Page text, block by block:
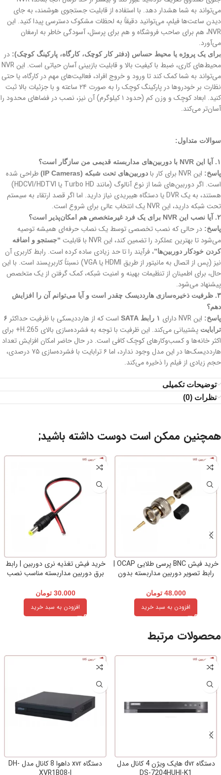
می‌تواند به شما هشدار دهد. با استفاده از قابلیت جستجوی هوشمند، به جای
دیدن ساعت‌ها فیلم، می‌توانید دقیقاً به لحظات مشکوک دسترسی پیدا کنید. این
NVR، هم برای صاحب فروشگاه و هم برای پرسنل، آسودگی خاطر به ارمغان
می‌آورد.
برای یک پروژه یا محیط حساس (دفتر کار کوچک، کارگاه، پارکینگ کوچک): در
محیط‌های کاری، ضبط با کیفیت بالا و قابلیت بازبینی آسان حیاتی است. این NVR
می‌تواند به شما کمک کند تا ورود و خروج افراد، فعالیت‌های مهم در کارگاه، یا حتی
نظارت بر خودروها در پارکینگ کوچک را به صورت ۲۴ ساعته و با جزئیات بالا ثبت
کنید. ابعاد کوچک و وزن کم (حدود ۱ کیلوگرم) آن نیز، نصب در فضاهای محدود را
آسان‌تر می‌کند.
سوالات متداول:
۱. آیا این NVR با دوربین‌های مداربسته قدیمی من سازگار است؟
پاسخ: این NVR برای کار با دوربین‌های تحت شبکه (IP Cameras)
طراحی شده
است. اگر دوربین‌های شما از نوع آنالوگ (مانند Turbo HD یا HDCVI/HDTVI)
هستند، به یک DVR یا دستگاه هیبریدی نیاز دارید. اما اگر قصد ارتقاء به سیستم
تحت شبکه دارید، این NVR یک انتخاب عالی برای شروع است.
۲. آیا نصب این NVR برای یک فرد غیرمتخصص هم امکان‌پذیر است؟
پاسخ: در حالی که نصب تخصصی توسط یک نصاب حرفه‌ای همیشه توصیه
می‌شود تا بهترین عملکرد را تضمین کند، این NVR با قابلیت
“جستجو و اضافه
کردن خودکار دوربین‌ها”، فرآیند را تا حد زیادی ساده کرده است. رابط کاربری آن
نیز (پس از اتصال به مانیتور از طریق HDMI یا VGA) نسبتاً کاربرپسند است. با این
حال، برای اطمینان از تنظیمات بهینه و امنیت شبکه، کمک گرفتن از یک متخصص
پیشنهاد می‌شود.
۳. ظرفیت ذخیره‌سازی هارددیسک چقدر است و آیا می‌توانم آن را افزایش
دهم؟
پاسخ: این NVR دارای ۱ رابط SATA است که از هارددیسکی با ظرفیت حداکثر ۶
ترابایت
پشتیبانی می‌کند. این ظرفیت با توجه به فشرده‌سازی بالای H.265+ برای
اکثر خانه‌ها و کسب‌وکارهای کوچک کافی است. در حال حاضر امکان افزایش تعداد
هارددیسک‌ها در این مدل وجود ندارد، اما ۶ ترابایت با فشرده‌سازی ۷۵ درصدی،
حجم زیادی از فیلم را ذخیره می‌کند.
توضیحات تکمیلی
نظرات (0)
همچنین ممکن است دوست داشته باشید;
خرید فیش BNC پرسی طلایی OCAP |
رابط تصویر دوربین مداربسته بدون
48.000 تومان
افزودن به سبد خرید
خرید فیش تغذیه نری دوربین | رابط
برق دوربین مداربسته مناسب نصب
30.000 تومان
افزودن به سبد خرید
محصولات مرتبط
دستگاه dvr هایک ویژن 4 کانال مدل
دستگاه xvr داهوا 8 کانال مدل DH-